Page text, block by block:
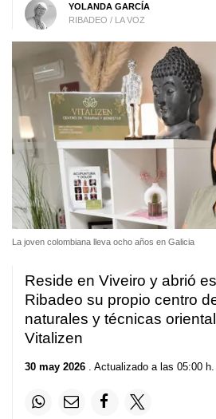
YOLANDA GARCÍA
RIBADEO / LA VOZ
La joven colombiana lleva ocho años en Galicia
Reside en Viveiro y abrió
Ribadeo su propio centro
naturales y técnicas
Vitalizen
30 may 2026 . Actualizado a las 05:00 h.